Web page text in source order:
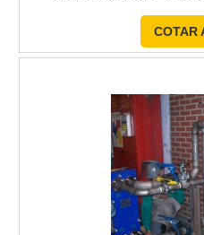
combate a incêndio, na
proteção com
maneiras eficientes de
COTAR